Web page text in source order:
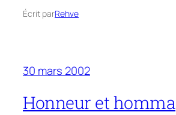
Écrit parRehve
30 mars 2002
Honneur et